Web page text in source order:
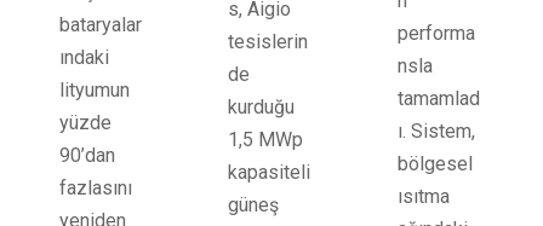
bataryalar
ındaki
lityumun
yüzde
90’dan
fazlasını
yeniden
s, Aigio
tesislerin
de
kurduğu
1,5 MWp
kapasiteli
güneş
performa
nsla
tamamlad
ı. Sistem,
bölgesel
ısıtma